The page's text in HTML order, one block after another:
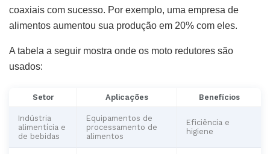
coaxiais com sucesso. Por exemplo, uma empresa de
alimentos aumentou sua produção em 20% com eles.
A tabela a seguir mostra onde os moto redutores são
usados:
Setor Aplicações Benefícios
Indústria
alimentícia e
de bebidas
Equipamentos de
processamento de
alimentos
Eficiência e
higiene